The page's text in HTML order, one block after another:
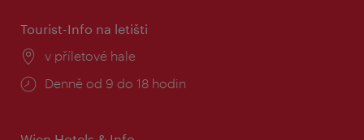
Tourist-Info na letišti
Místo:
v příletové hale
Provozní
Denně od 9 do 18 hodin